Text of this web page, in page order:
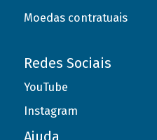
Moedas contratuais
Redes Sociais
YouTube
Instagram
Ajuda